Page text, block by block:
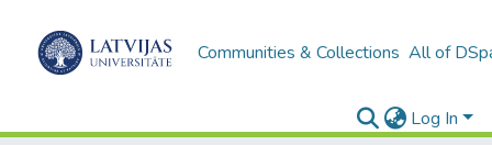
Communities & Collections All of
Log In